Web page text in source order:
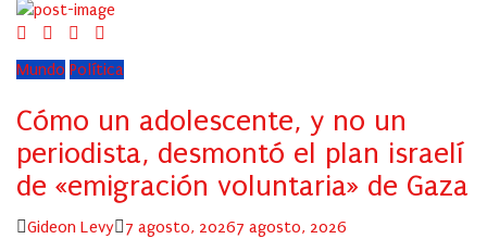
Mundo Política
Cómo un adolescente, y no un
periodista, desmontó el plan israelí
de «emigración voluntaria» de Gaza
Author
Gideon Levy
Posted
7 agosto, 20267 agosto, 2026